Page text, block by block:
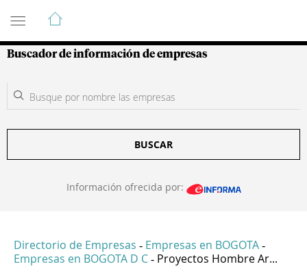
Guía de Empresas Colombianas
Buscador de información de empresas
BUSCAR
Información ofrecida por:
Directorio de Empresas - Empresas en BOGOTA -
Empresas en BOGOTA D C - Proyectos Hombre Ar...